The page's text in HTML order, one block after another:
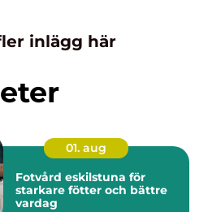
inlägg här
01. aug
Fotvård eskilstuna för
starkare fötter och bättre
vardag